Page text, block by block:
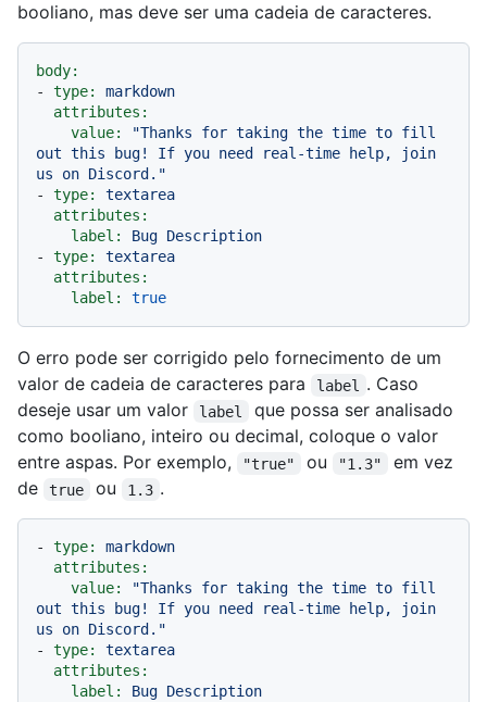
booliano, mas deve ser uma cadeia de caracteres.
body:
-
type:
markdown
attributes:
value:
"Thanks for taking the time to fill
out this bug! If you need real-time help, join
us on Discord."
-
type:
textarea
attributes:
label:
Bug Description
-
type:
textarea
attributes:
label:
true
O erro pode ser corrigido pelo fornecimento de um
valor de cadeia de caracteres para
label
. Caso
deseje usar um valor
label
que possa ser analisado
como booliano, inteiro ou decimal, coloque o valor
entre aspas. Por exemplo,
"true" ou "1.3"
em vez
de
true ou 1.3 .
- type:
markdown
attributes:
value:
"Thanks for taking the time to fill
out this bug! If you need real-time help, join
us on Discord."
-
type:
textarea
attributes:
label:
Bug Description